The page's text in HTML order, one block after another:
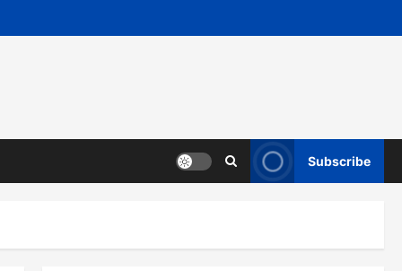
Subscribe